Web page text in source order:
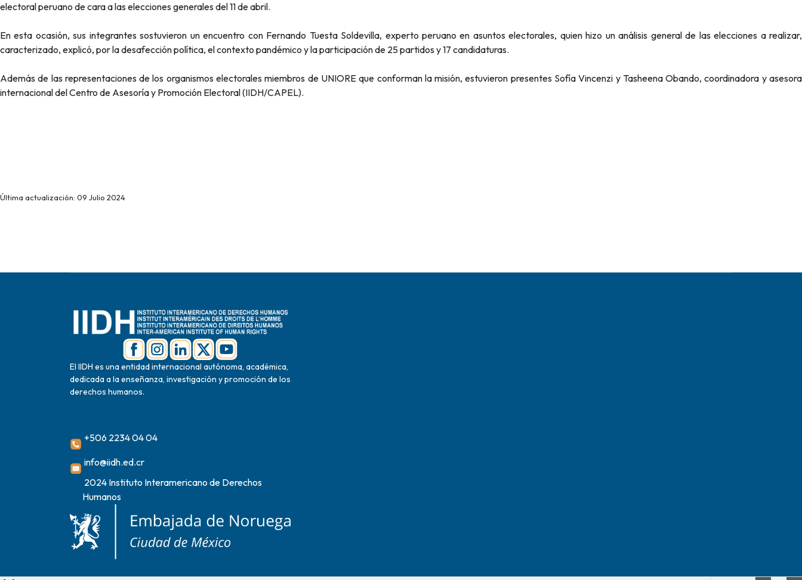
electoral peruano de cara a las elecciones generales del 11 de abril.
En esta ocasión, sus integrantes sostuvieron un encuentro con Fernando Tuesta Soldevilla, experto peruano en asuntos electorales, quien hizo un análisis general de las elecciones a realizar,
caracterizado, explicó, por la desafección política, el contexto pandémico y la participación de 25 partidos y 17 candidaturas.
Además de las representaciones de los organismos electorales miembros de UNIORE que conforman la misión, estuvieron presentes Sofía Vincenzi y Tasheena Obando, coordinadora y asesora
internacional del Centro de Asesoría y Promoción Electoral (IIDH/CAPEL).
Última actualización: 09 Julio 2024
El IIDH es una entidad internacional autónoma, académica,
dedicada a la enseñanza, investigación y promoción de los
derechos humanos.
+506 2234 04 04
info@iidh.ed.cr
2024 Instituto Interamericano de Derechos
Humanos